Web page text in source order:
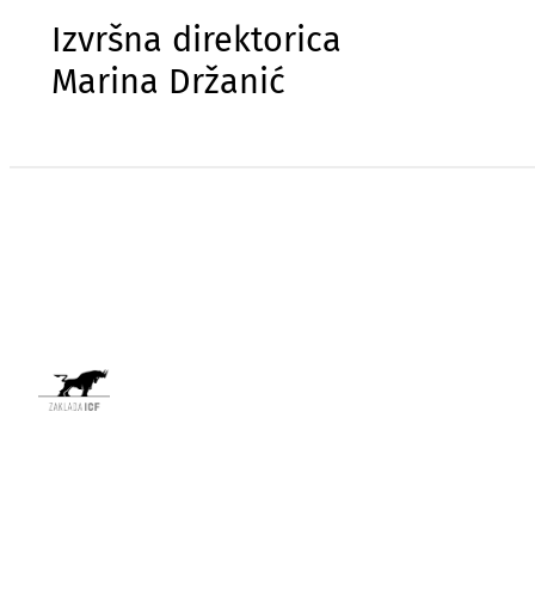
Izvršna direktorica
Marina Držanić